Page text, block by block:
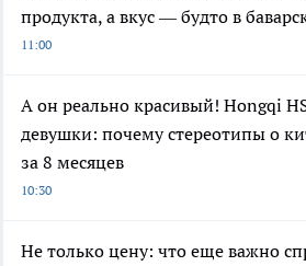
продукта, а вкус — будто в
11:00
А он реально красивый! Hongqi
девушки: почему стереотипы о
за 8 месяцев
10:30
Не только цену: что еще важно